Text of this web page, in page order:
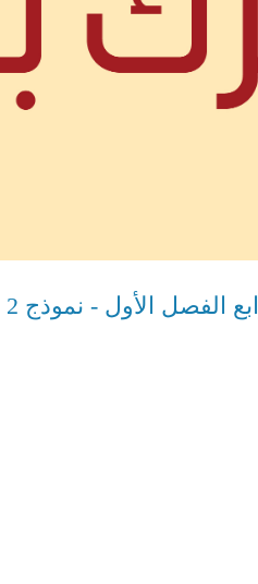
الفصل الأول - نموذج 2